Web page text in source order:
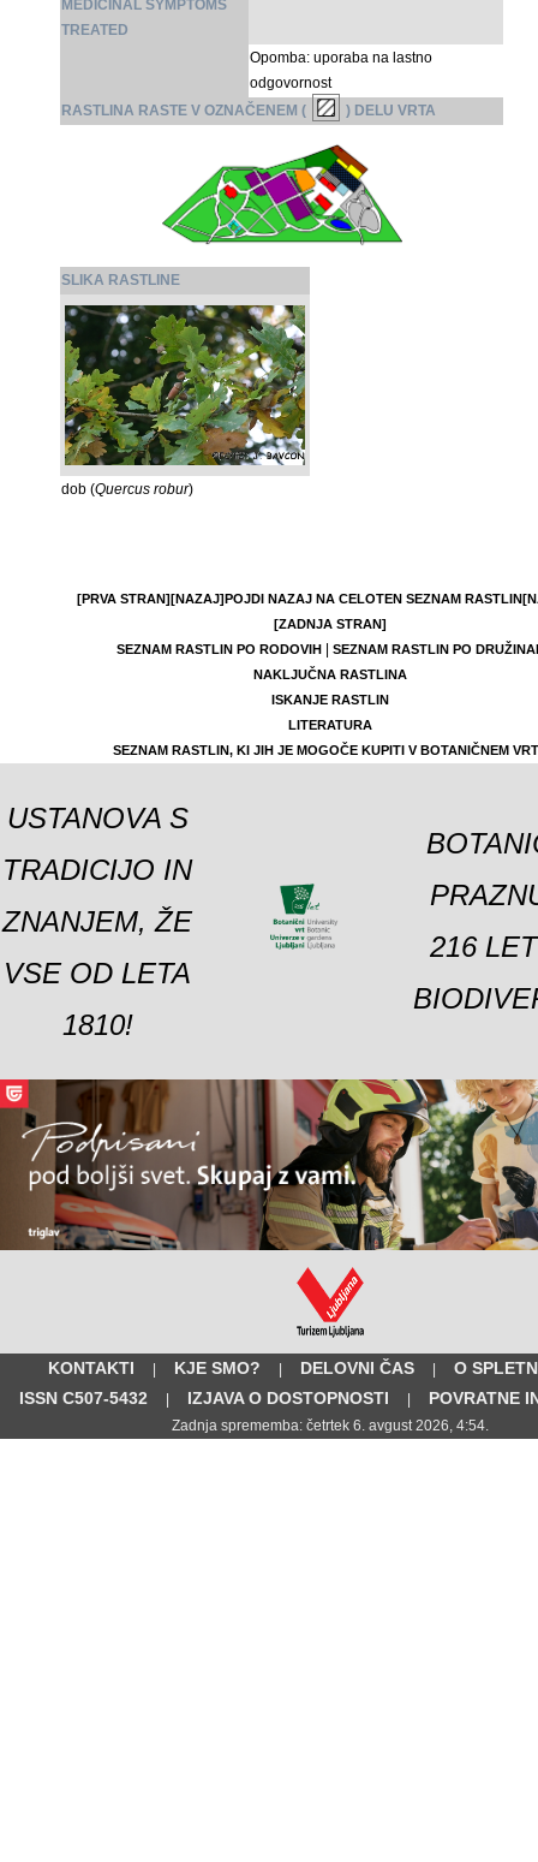
MEDICINAL SYMPTOMS
TREATED
Opomba: uporaba na lastno
odgovornost
RASTLINA RASTE V OZNAČENEM (
) DELU VRTA
SLIKA RASTLINE
dob (Quercus robur)
[PRVA STRAN][NAZAJ]POJDI NAZAJ NA CELOTEN SEZNAM RASTLIN
[ZADNJA STRAN]
SEZNAM RASTLIN PO RODOVIH|
SEZNAM RASTLIN PO
NAKLJUČNA RASTLINA
ISKANJE RASTLIN
LITERATURA
SEZNAM RASTLIN, KI JIH JE MOGOČE KUPITI V BOTANIČNEM
USTANOVA S
TRADICIJO IN
ZNANJEM, ŽE
VSE OD LETA
1810!
216
KONTAKTI | KJE SMO? | DELOVNI ČAS |
O
ISSN C507-5432
| IZJAVA O DOSTOPNOSTI | POVRATNE
Zadnja sprememba: četrtek 6. avgust 2026, 4:54.